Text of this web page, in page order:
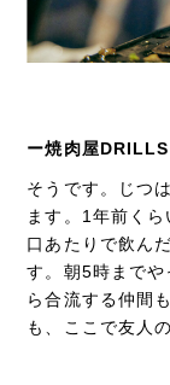
ー焼肉屋DRILLS
そうです。じつ
ます。1年前く
口あたりで飲ん
す。朝5時まで
ら合流する仲間
も、ここで友人